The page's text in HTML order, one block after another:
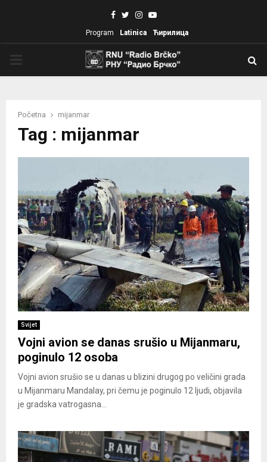
Facebook
TwitterInstagram
Youtube
Program Latinica Ћирилица
Početna mijanmar
Tag : mijanmar
Svijet
Vojni avion se danas srušio u Mijanmaru,
poginulo 12 osoba
Vojni avion srušio se u danas u blizini drugog po veličini grada
u Mijanmaru Mandalay, pri čemu je poginulo 12 ljudi, objavila
je gradska vatrogasna...